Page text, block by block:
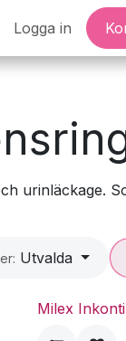
Logga in
urinläckage.
Utvalda
Milex